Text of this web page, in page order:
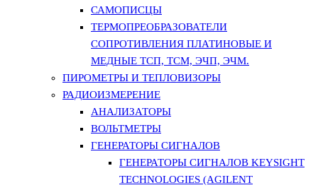
САМОПИСЦЫ
ТЕРМОПРЕОБРАЗОВАТЕЛИ
СОПРОТИВЛЕНИЯ ПЛАТИНОВЫЕ И
МЕДНЫЕ ТСП, ТСМ, ЭЧП, ЭЧМ.
ПИРОМЕТРЫ И ТЕПЛОВИЗОРЫ
РАДИОИЗМЕРЕНИЕ
АНАЛИЗАТОРЫ
ВОЛЬТМЕТРЫ
ГЕНЕРАТОРЫ СИГНАЛОВ
ГЕНЕРАТОРЫ СИГНАЛОВ KEYSIGHT
TECHNOLOGIES (AGILENT